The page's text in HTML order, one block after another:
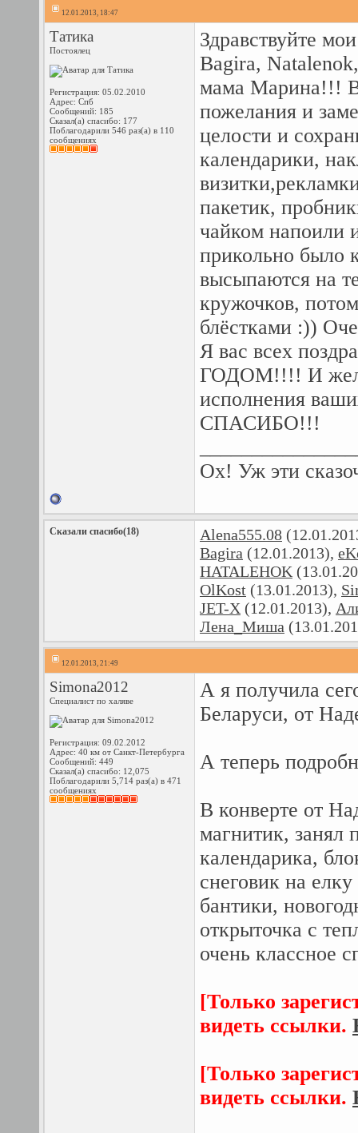
12.01.2013, 18:47
Татика
Постоялец
Регистрация: 05.02.2010
Адрес: Спб
Сообщений: 185
Сказал(а) спасибо: 177
Поблагодарили 546 раз(а) в 110
сообщениях
Здравствуйте
Bagira,
мама Марина!!!
пожелания и
целости и
календарики,
пакетик,
чайком напоили
прикольно было
высыпаются на
кружочков,
блёстками :))
Я вас всех
ГОДОМ!!!! И
исполнения
СПАСИБО!!!
Ох! Уж эти
Сказали спасибо(18) Alena555.08
Bagira (12.01.2013),
HATALEHOK
OlKost (13.01.2013),
JET-X (12.01.2013),
Лена_Миша
12.01.2013, 21:49
Simona2012
Специалист по халяве
Регистрация: 09.02.2012
Адрес: 40 км от Санкт-Петербурга
Сообщений: 449
Сказал(а) спасибо: 12,075
Поблагодарили 5,714 раз(а) в 471
сообщениях
А я получила
Беларуси, от
А теперь
В конверте от
магнитик, занял
календарика,
снеговик на
бантики,
открыточка с
очень классное
[Только
видеть ссылки.
[Только
видеть ссылки.